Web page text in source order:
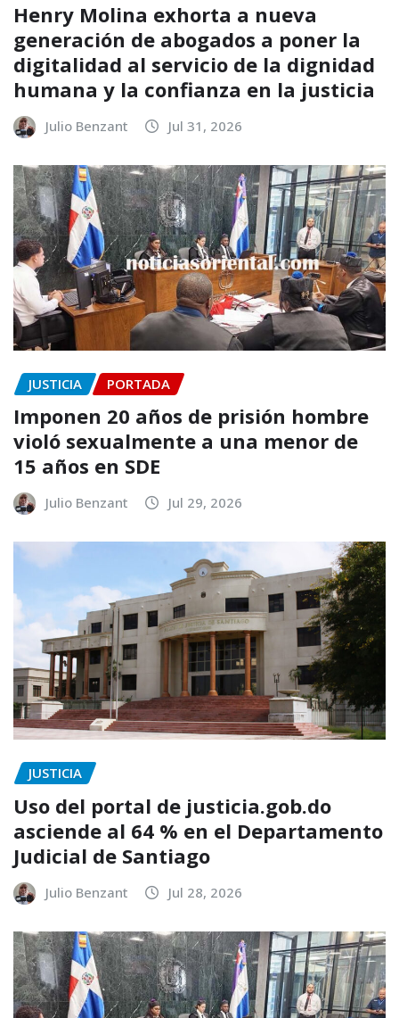
Henry Molina exhorta a nueva
generación de abogados a poner la
digitalidad al servicio de la dignidad
humana y la confianza en la justicia
Julio Benzant Jul 31, 2026
JUSTICIA PORTADA
Imponen 20 años de prisión hombre
violó sexualmente a una menor de
15 años en SDE
Julio Benzant Jul 29, 2026
JUSTICIA
Uso del portal de justicia.gob.do
asciende al 64 % en el Departamento
Judicial de Santiago
Julio Benzant Jul 28, 2026